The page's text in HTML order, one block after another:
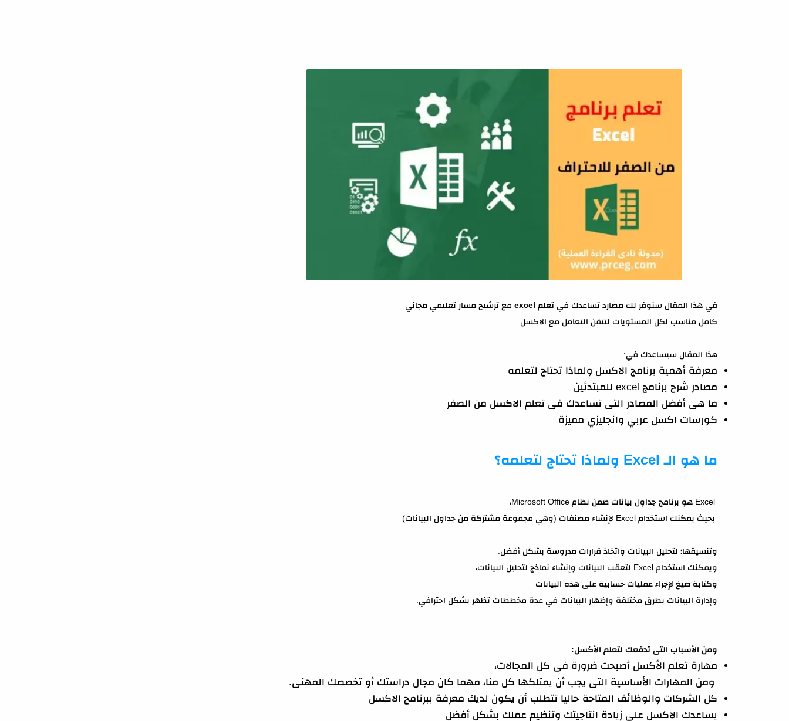
في هذا المقال سنوفر لك مصارد تساعدك في تعلم excel
مع ترشيح مسار تعليمي مجاني
كامل مناسب لكل المستويات لتتقن التعامل مع الاكسل.
هذا المقال سيساعدك في:
معرفة أهمية برنامج الاكسل ولماذا تحتاج لتعلمه
مصادر شرح برنامج excel للمبتدئين
ما هى أفضل المصادر التى تساعدك فى تعلم الاكسل من الصفر
كورسات اكسل عربي وانجليزي مميزة
ما هو الـ Excel ولماذا تحتاج لتعلمه؟
بحيث يمكنك استخدام Excel لإنشاء مصنفات (وهي مجموعة مشتركة من جداول البيانات)
وتنسيقها؛ لتحليل البيانات واتخاذ قرارات مدروسة بشكل أفضل.
ويمكنك استخدام Excel لتعقب البيانات وإنشاء نماذج لتحليل البيانات،
وكتابة صيغ لإجراء عمليات حسابية على هذه البيانات
وإدارة البيانات بطرق مختلفة وإظهار البيانات في عدة مخططات تظهر بشكل احترافي.
ومن الأسباب التى تدفعك لتعلم الأكسل:
مهارة تعلم الأكسل أصبحت ضرورة فى كل المجالات،
ومن المهارات الأساسية التى يجب أن يمتلكها كل منا، مهما كان مجال دراستك أو تخصصك المهنى.
كل الشركات والوظائف المتاحة حاليا تتطلب أن يكون لديك معرفة ببرنامج الاكسل
يساعدك الاكسل على زيادة انتاجيتك وتنظيم عملك بشكل أفضل